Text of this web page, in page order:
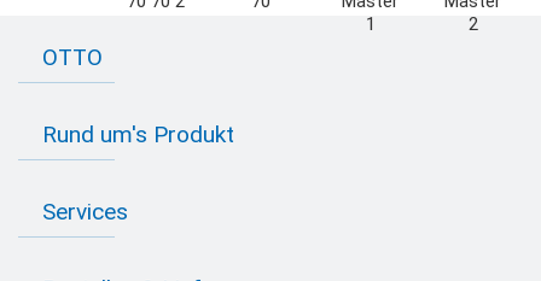
OTTO
Bau Newsletter
Presse
Rund um's Produkt
Farbvielfalt
Services